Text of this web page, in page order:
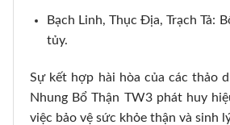
Bạch Linh, Thục Địa, Trạch Tả:
tủy.
Sự kết hợp hài hòa của các thảo
Nhung Bổ Thận TW3 phát huy
việc bảo vệ sức khỏe thận và sinh